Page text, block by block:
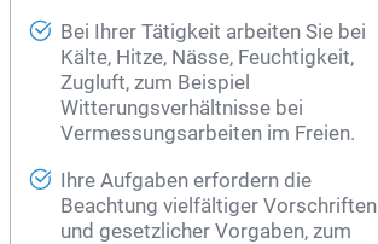
Bei Ihrer Tätigkeit arbeiten Sie bei
Kälte, Hitze, Nässe, Feuchtigkeit,
Zugluft, zum Beispiel
Witterungsverhältnisse bei
Vermessungsarbeiten im Freien.
Ihre Aufgaben erfordern die
Beachtung vielfältiger Vorschriften
und gesetzlicher Vorgaben, zum